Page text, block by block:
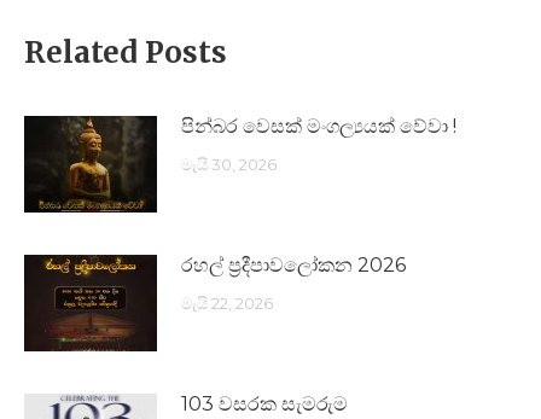
Related Posts
පින්බර වෙසක් මංගල්‍යයක් වේවා !
මැයි 30, 2026
රහල් ප්‍රදීපාවලෝකන 2026
මැයි 22, 2026
103 වසරක සැමරුම